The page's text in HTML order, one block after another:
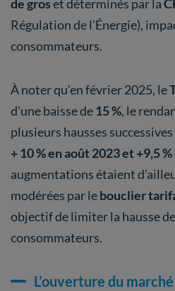
de groset déterminés par la
Régulation de l’Énergie),
consommateurs.
À noter qu’en février 2025, le
d'une baisse de15 %, le
plusieurs hausses successives
+ 10 % en août 2023 et +9,5
augmentations étaient
modérées par lebouclier
objectif de limiter la hausse
consommateurs.
L’ouverture du